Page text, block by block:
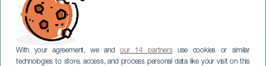
With your agreement, we andour 14 partnersuse cookies or similar
technologies to store, access, and process personal data like your visit on this